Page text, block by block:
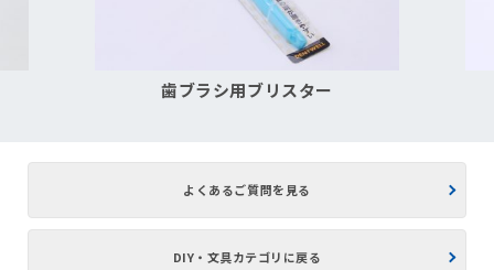
歯ブラシ用ブリスター
よくあるご質問を見る
DIY・文具カテゴリに戻る